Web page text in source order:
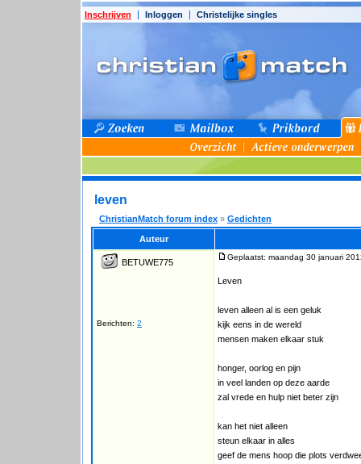
Inschrijven Inloggen Christelijke singles
leven
ChristianMatch forum index » Gedichten
Auteur
BETUWE775
Berichten: 2
Geplaatst: maandag 30 januari
Leven
leven alleen al is een geluk
kijk eens in de wereld
mensen maken elkaar stuk
honger, oorlog en pijn
in veel landen op deze aarde
zal vrede en hulp niet beter zijn
kan het niet alleen
steun elkaar in alles
geef de mens hoop die plots